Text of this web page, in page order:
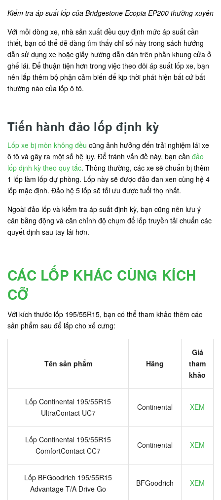
Kiểm tra áp suất lốp của Bridgestone Ecopia EP200 thường xuyên
Với mỗi dòng xe, nhà sản xuất đều quy định mức áp suất cần
thiết, bạn có thể dễ dàng tìm thấy chỉ số này trong sách hướng
dẫn sử dụng xe hoặc giấy hướng dẫn dán trên phần khung cửa ở
ghế lái. Để thuận tiện hơn trong việc theo dõi áp suất lốp xe, bạn
nên lắp thêm bộ phận cảm biến để kịp thời phát hiện bất cứ bất
thường nào của lốp ô tô.
Tiến hành đảo lốp định kỳ
Lốp xe bị mòn không đều cũng ảnh hưởng đến trải nghiệm lái xe
ô tô và gây ra một số hệ lụy. Để tránh vấn đề này, bạn cần đảo
lốp định kỳ theo quy tắc. Thông thường, các xe sẽ chuẩn bị thêm
1 lốp làm lốp dự phòng. Lốp này sẽ được đảo đan xen cùng hệ 4
lốp mặc định. Đảo hệ 5 lốp sẽ tối ưu được tuổi thọ nhất.
Ngoài đảo lốp và kiểm tra áp suất định kỳ, bạn cũng nên lưu ý
cân bằng động và căn chỉnh độ chụm để lốp truyền tải chuẩn các
quyết định sau tay lái hơn.
CÁC LỐP KHÁC CÙNG KÍCH
CỠ
Với kích thước lốp 195/55R15, bạn có thể tham khảo thêm các
sản phẩm sau để lắp cho xế cưng:
Tên sản phẩm Hãng
Giá
tham
khảo
Lốp Continental 195/55R15
UltraContact UC7
Continental XEM
Lốp Continental 195/55R15
ComfortContact CC7
Continental XEM
Lốp BFGoodrich 195/55R15
Advantage T/A Drive Go
BFGoodrich XEM